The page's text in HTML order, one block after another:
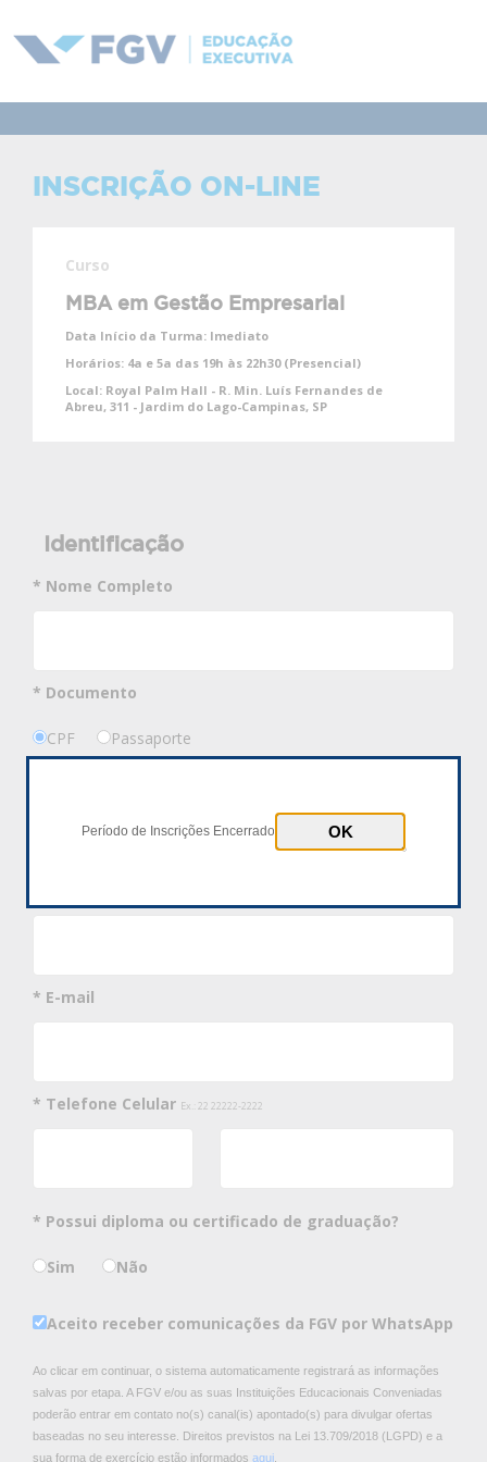
INSCRIÇÃO ON-LINE
Curso
MBA em Gestão Empresarial
Data Início da Turma: Imediato
Horários: 4a e 5a das 19h às 22h30 (Presencial)
Local: Royal Palm Hall - R. Min. Luís Fernandes de
Abreu, 311 - Jardim do Lago-Campinas, SP
Identificação
* Nome Completo
* Documento
CPF Passaporte
* E-mail
* Telefone Celular Ex.: 22 22222-2222
* Possui diploma ou certificado de graduação?
Sim Não
Aceito receber comunicações da FGV por WhatsApp
Ao clicar em continuar, o sistema automaticamente registrará as informações
salvas por etapa. A FGV e/ou as suas Instituições Educacionais Conveniadas
poderão entrar em contato no(s) canal(is) apontado(s) para divulgar ofertas
baseadas no seu interesse. Direitos previstos na Lei 13.709/2018 (LGPD) e a
sua forma de exercício estão informados aqui
Período de Inscrições Encerrado